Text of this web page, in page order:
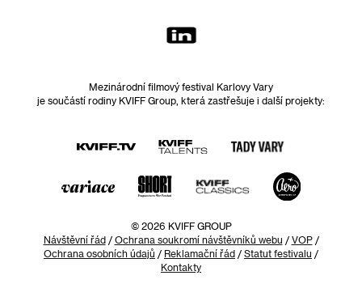
Mezinárodní filmový festival Karlovy Vary
je součástí rodiny KVIFF Group, která zastřešuje i další projekty:
© 2026 KVIFF GROUP
Návštěvní řád/ Ochrana soukromí návštěvníků webu / VOP/
Ochrana osobních údajů / Reklamační řád / Statut festivalu /
Kontakty